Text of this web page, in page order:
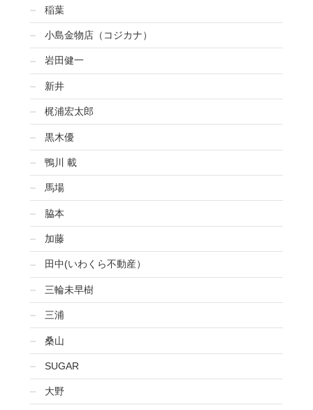
稲葉
小島金物店（コジカナ）
岩田健一
新井
梶浦宏太郎
黒木優
鴨川 載
馬場
脇本
加藤
田中(いわくら不動産）
三輪未早樹
三浦
桑山
SUGAR
大野